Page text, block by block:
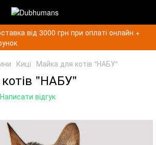
від 3000 грн при оплаті онлайн +
Киці Майка для котів "НАБУ"
"НАБУ"
Написати відгук